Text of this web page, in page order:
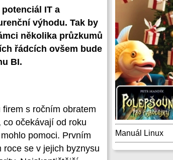
Manuál Linux
IT a
výhodu. Tak by
několika průzkumů
řádcích ovšem bude
BI.
s ročním obratem
očekávají od roku
pomoci. Prvním
se v jejich byznysu